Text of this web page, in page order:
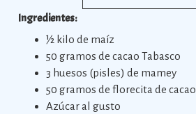
Ingredientes:
½ kilo de maíz
50 gramos de cacao Tabasco
3 huesos (pisles) de mamey
50 gramos de florecita de cacao
Azúcar al gusto